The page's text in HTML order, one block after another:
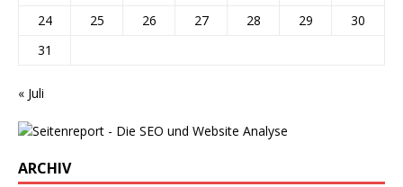
24
25 26 27 28 29
30
31
« Juli
ARCHIV